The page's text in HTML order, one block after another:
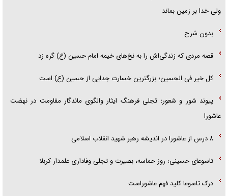
ولی خدا بر زمین بماند
بدون شرح
قصه مردی که زندگی‌اش را به نخ‌های خیمه امام حسین (ع) گره زد
کل خیر فی الحسین؛ بزرگترین خسارت جدایی از حسین (ع) است
پیوند شور و شعور؛ تجلی فرهنگ ایثار والگوی ماندگار مقاومت در نهضت
عاشورا
۸ درس از عاشورا در اندیشه رهبر شهید انقلاب اسلامی
تاسوعای حسینی؛ روز حماسه، بصیرت و تجلی وفاداری علمدار کربلا
درک تاسوعا کلید فهم عاشوراست